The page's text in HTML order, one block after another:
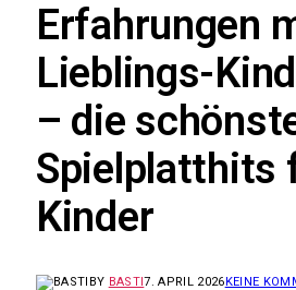
Erfahrungen
Lieblings-
– die
Spielplatthits
Kinder
BY BASTI7. APRIL 2026KEINE